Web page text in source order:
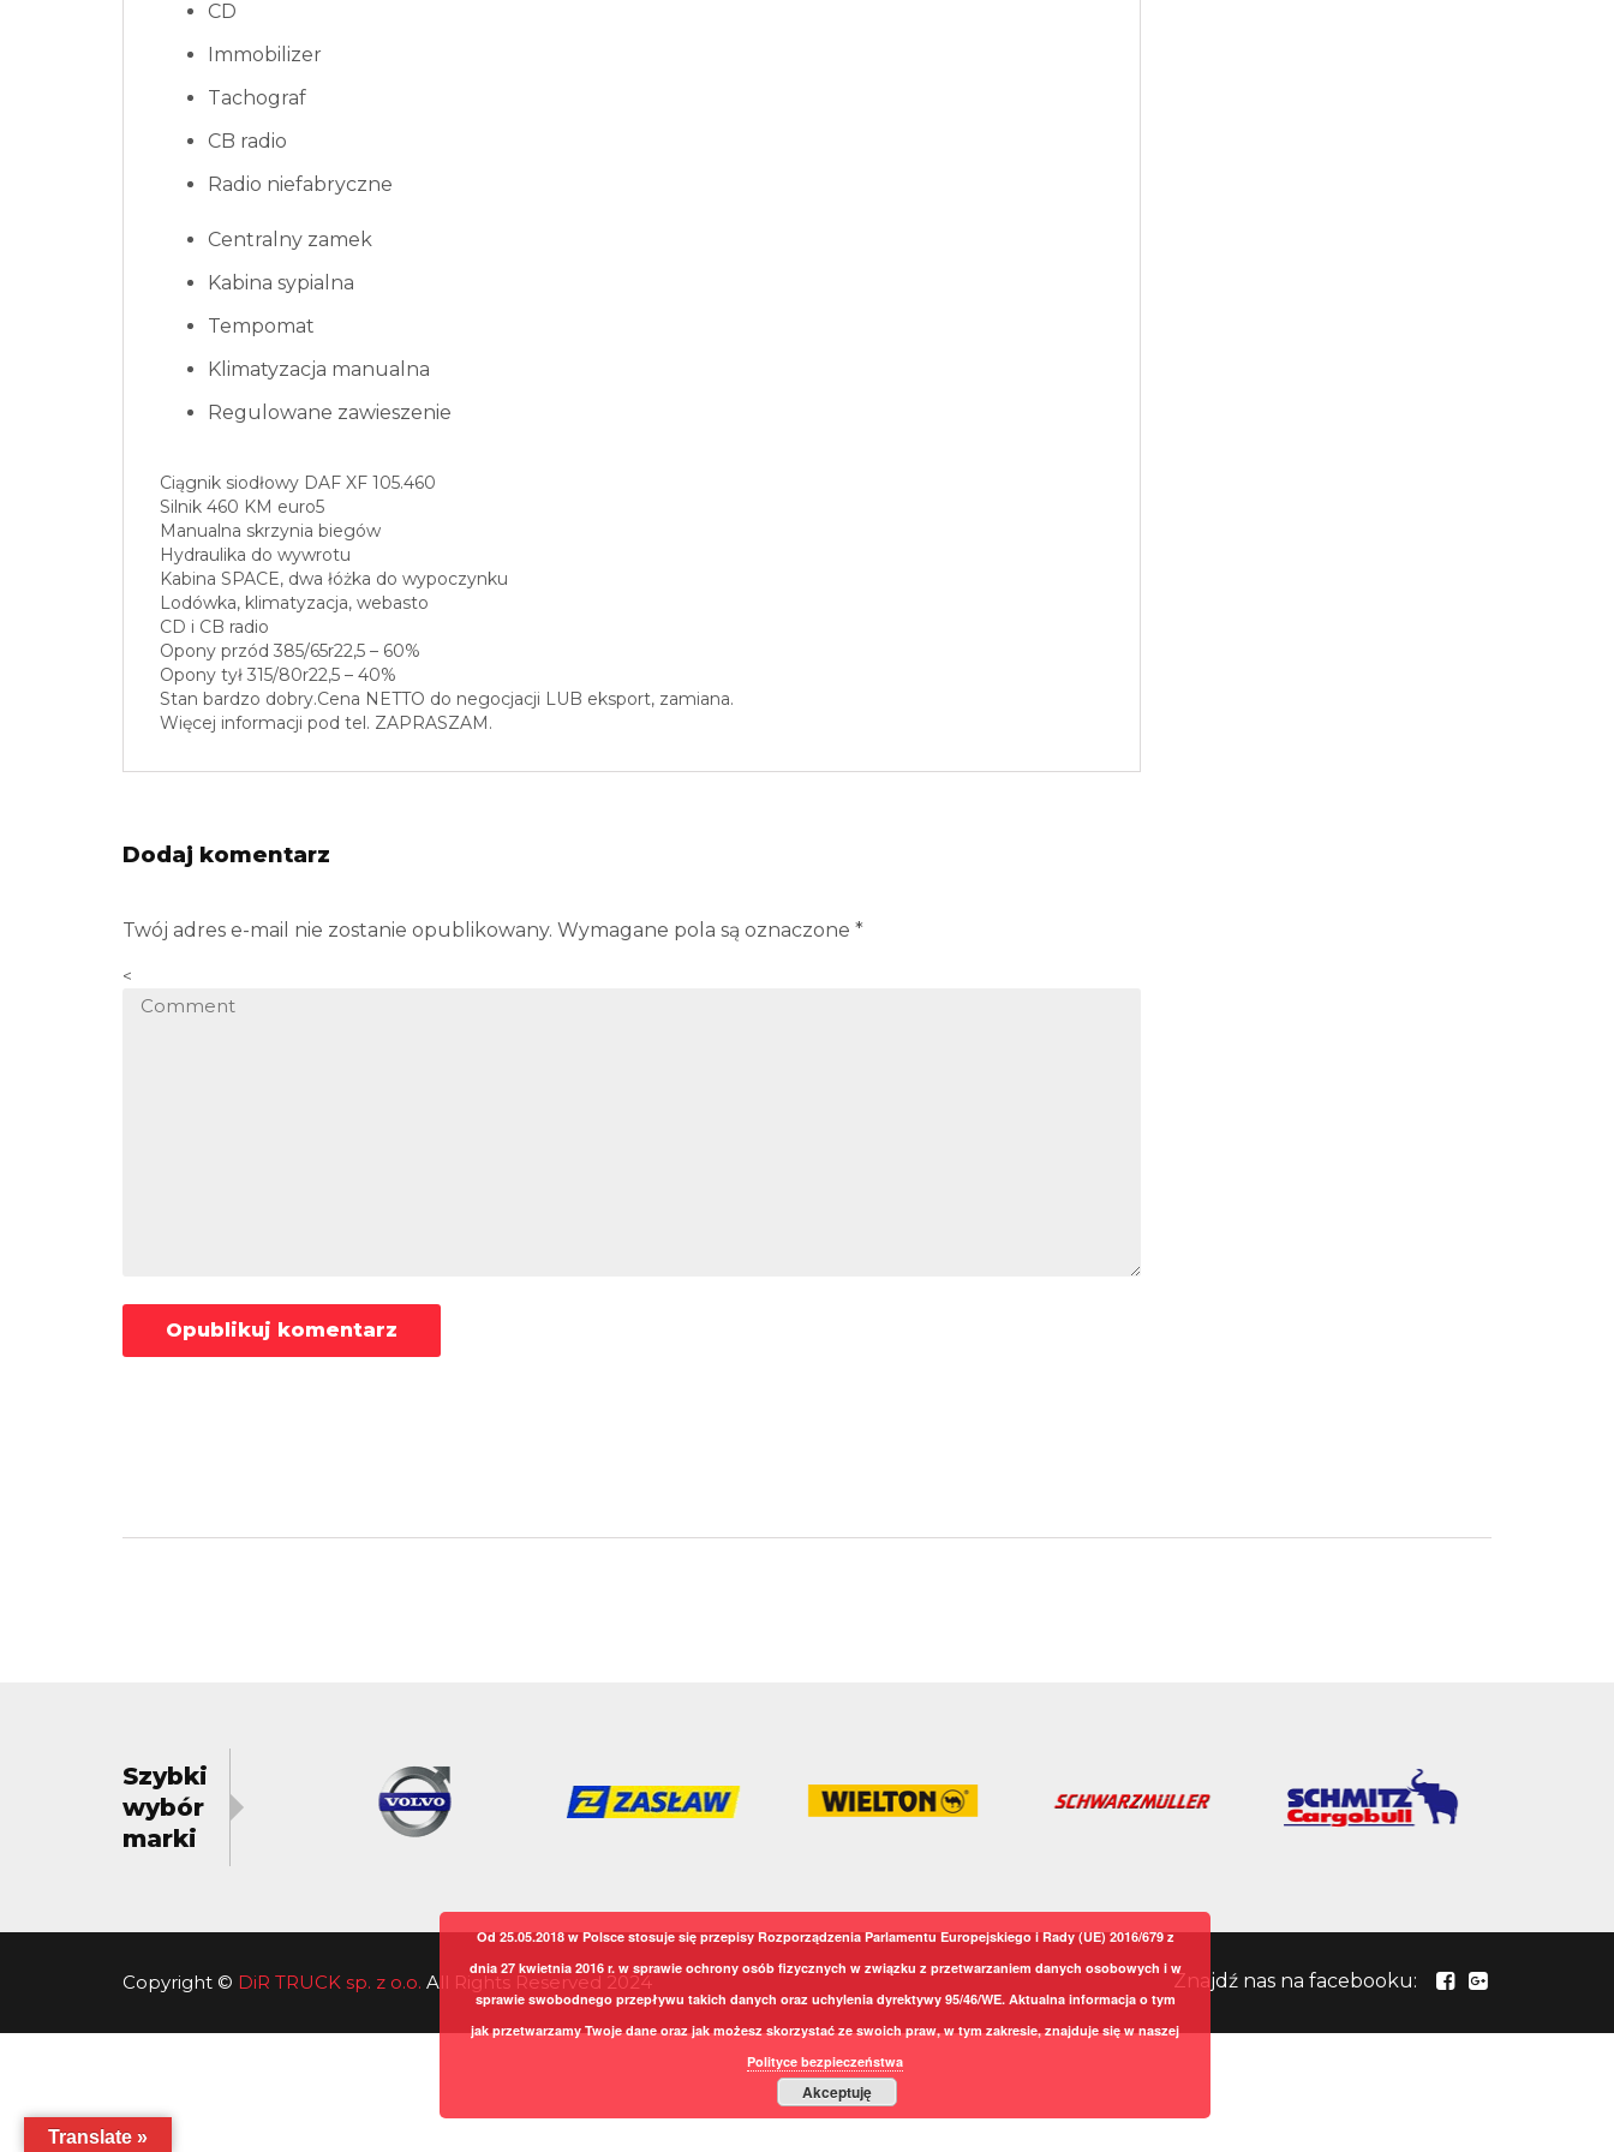
CD
Immobilizer
Tachograf
CB radio
Radio niefabryczne
Centralny zamek
Kabina sypialna
Tempomat
Klimatyzacja manualna
Regulowane zawieszenie
Ciągnik siodłowy DAF XF 105.460
Silnik 460 KM euro5
Manualna skrzynia biegów
Hydraulika do wywrotu
Kabina SPACE, dwa łóżka do wypoczynku
Lodówka, klimatyzacja, webasto
CD i CB radio
Opony przód 385/65r22,5 – 60%
Opony tył 315/80r22,5 – 40%
Stan bardzo dobry.Cena NETTO do negocjacji LUB eksport, zamiana.
Więcej informacji pod tel. ZAPRASZAM.
Dodaj komentarz
Twój adres e-mail nie zostanie opublikowany. Wymagane pola są oznaczone *
<
Szybki
wybór
marki
Znajdź nas na facebooku:
Copyright © DiR TRUCK sp. z o.o. All Rights Reserved 2024
Translate »
Od 25.05.2018 w Polsce stosuje się przepisy Rozporządzenia Parlamentu Europejskiego i Rady (UE) 2016/679 z
dnia 27 kwietnia 2016 r. w sprawie ochrony osób fizycznych w związku z przetwarzaniem danych osobowych i w
sprawie swobodnego przepływu takich danych oraz uchylenia dyrektywy 95/46/WE. Aktualna informacja o tym
jak przetwarzamy Twoje dane oraz jak możesz skorzystać ze swoich praw, w tym zakresie, znajduje się w naszej
Polityce bezpieczeństwa
Akceptuję